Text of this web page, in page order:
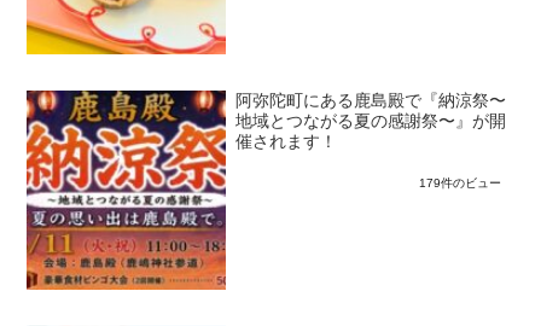
阿弥陀町にある鹿島殿で『納涼祭〜
地域とつながる夏の感謝祭〜』が開
催されます！
179件のビュー